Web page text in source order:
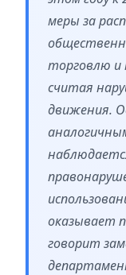
меры за
торговлю и
считая
движения.
оказывает
говорит